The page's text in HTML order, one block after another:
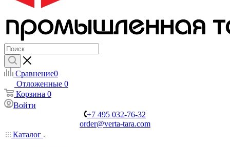
Сравнение0
Отложенные 0
Корзина 0
Войти
+7 495 032-76-32
order@verta-tara.com
Каталог